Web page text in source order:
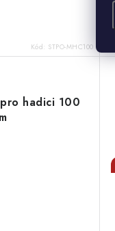
Kód: STPO-MHC100
hadici 100